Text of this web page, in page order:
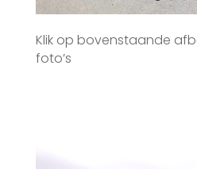
Klik op bovenstaande
foto’s